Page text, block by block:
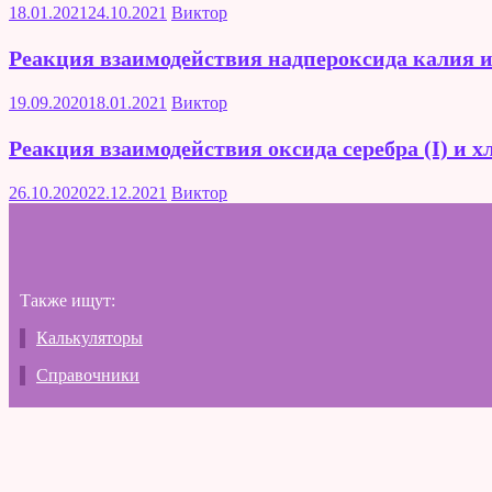
18.01.202124.10.2021 Виктор
Реакция взаимодействия надпероксида калия
19.09.202018.01.2021 Виктор
Реакция взаимодействия оксида серебра (I) и
26.10.202022.12.2021 Виктор
Также ищут:
Калькуляторы
Справочники